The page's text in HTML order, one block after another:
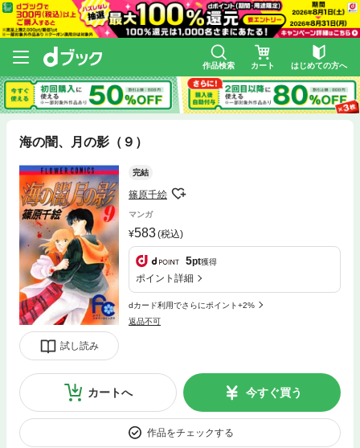
作品検索 カート はじめての方へ
海の闇、月の影（９）
試し読み
完結
篠原千絵
マンガ
583(税込)
5pt獲得
ポイント詳細
dカード利用でさらにポイント+2%
返品不可
カートへ 今すぐ買う
作品をチェックする